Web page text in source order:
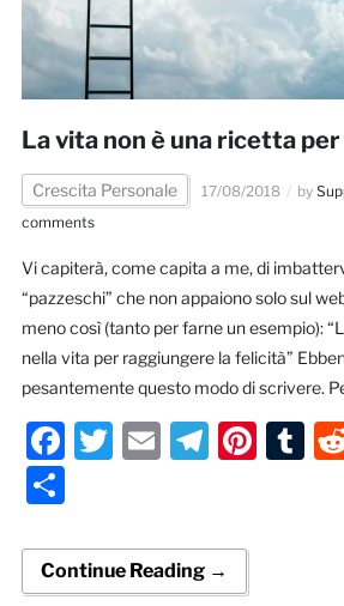
La vita non è una ricetta
Crescita Personale 17/08/2018 by
comments
Vi capiterà, come capita a me, di
“pazzeschi” che non appaiono solo sul
meno così (tanto per farne un esempio):
nella vita per raggiungere la felicità”
pesantemente questo modo di scrivere.
Facebook
Twitter
Email
Condividi
Continue Reading →